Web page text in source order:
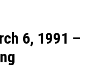
6, 1991 –